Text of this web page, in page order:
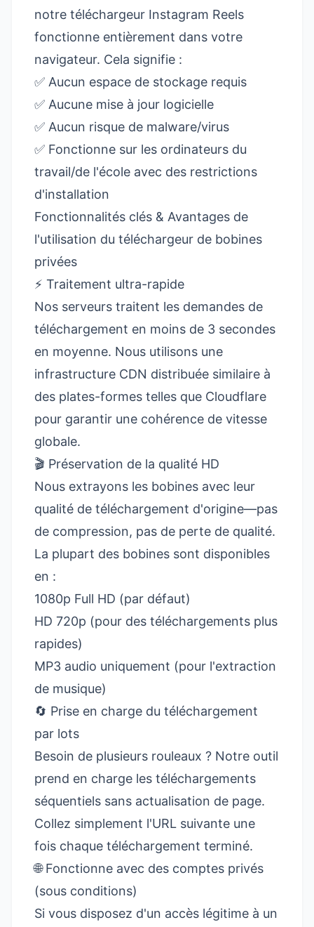
notre téléchargeur Instagram Reels
fonctionne entièrement dans votre
navigateur. Cela signifie :
✅ Aucun espace de stockage requis
✅ Aucune mise à jour logicielle
✅ Aucun risque de malware/virus
✅ Fonctionne sur les ordinateurs du
travail/de l'école avec des restrictions
d'installation
Fonctionnalités clés & Avantages de
l'utilisation du téléchargeur de bobines
privées
⚡ Traitement ultra-rapide
Nos serveurs traitent les demandes de
téléchargement en moins de 3 secondes
en moyenne. Nous utilisons une
infrastructure CDN distribuée similaire à
des plates-formes telles que Cloudflare
pour garantir une cohérence de vitesse
globale.
🎬 Préservation de la qualité HD
Nous extrayons les bobines avec leur
qualité de téléchargement d'origine—pas
de compression, pas de perte de qualité.
La plupart des bobines sont disponibles
en :
1080p Full HD (par défaut)
HD 720p (pour des téléchargements plus
rapides)
MP3 audio uniquement (pour l'extraction
de musique)
🔄 Prise en charge du téléchargement
par lots
Besoin de plusieurs rouleaux ? Notre outil
prend en charge les téléchargements
séquentiels sans actualisation de page.
Collez simplement l'URL suivante une
fois chaque téléchargement terminé.
🌐 Fonctionne avec des comptes privés
(sous conditions)
Si vous disposez d'un accès légitime à un